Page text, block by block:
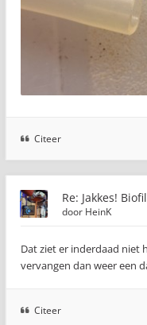
Citeer
Re: Jakkes!
door HeinK
Dat ziet er inderdaad niet
vervangen dan weer een
Citeer